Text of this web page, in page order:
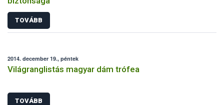
TOVÁBB
2014. december 19., péntek
Világranglistás magyar dám trófea
TOVÁBB